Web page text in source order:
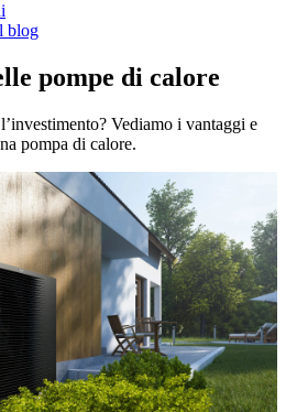
blog
pompe di calore
Vediamo i vantaggi e
pompa di calore.